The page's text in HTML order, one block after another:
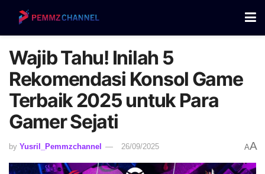
Wajib Tahu! Inilah 5
Rekomendasi Konsol Game
Terbaik 2025 untuk Para
Gamer Sejati
by Yusril_Pemmzchannel 26/09/2025 AA